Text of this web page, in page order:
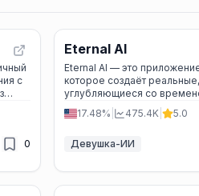
с
0
Eternal AI
Eternal AI — это
которое создаёт
углубляющиеся со
через естественное и
17.48% 475.4K 5.0
Девушка-ИИ